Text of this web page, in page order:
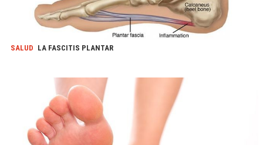
SALUD LA FASCITIS PLANTAR